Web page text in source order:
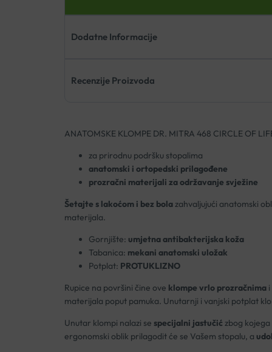
Dodatne Informacije
Recenzije Proizvoda
ANATOMSKE KLOMPE DR. MITRA 468 CIRCLE OF
za prirodnu podršku stopalima
anatomski i ortopedski prilagođene
prozračni materijali za održavanje svježine
Šetajte s lakoćom i bez bolazahvaljujući anatomski
materijala.
Gornjište: umjetna antibakterijska koža
Tabanica: mekani anatomski uložak
Potplat: PROTUKLIZNO
Rupice na površini čine ove klompe vrlo prozračnimai
materijala poput pamuka. Unutarnji i vanjski potplat
Unutar klompi nalazi se specijalni jastučić zbog kojega
ergonomski oblik prilagodit će se Vašem stopalu, a